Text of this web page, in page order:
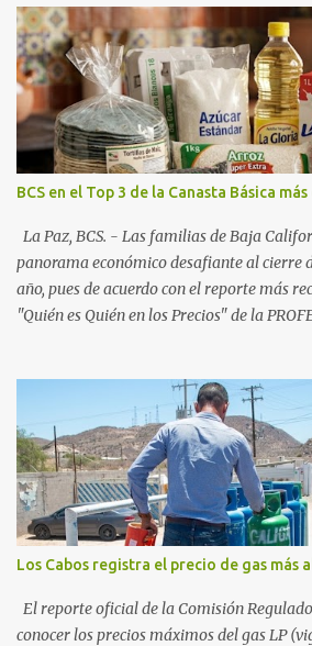
una derrama económica sin precedentes.
este periodo vacacional son optimistas,
que supera el 70% . Sin embargo, la
norte del estado. Comondú encabeza las
impresionante 89% de ocupación,
creciente en el turismo de naturaleza. Le
consolidados y emergentes: Los Cabos:
picos del 79% en Año Nuevo). La Paz: 66%.
54%. "Estamos viendo un fenómeno de
vienen por el lujo de Los Cabos, sino por la
BCS en el Top 3 de la Canasta Básica
La Paz, BCS. - Las familias de Baja
panorama económico desafiante al cierre
año, pues de acuerdo con el reporte más
"Quién es Quién en los Precios" de la
datos correspondientes al cierre de marzo
abril revelan que adquirir el paquete de
esenciales alcanzó un precio de 942.50
. Este monto fue detectado
Bodega Aurrera ubicado en el
superando la barrera de los 910 pesos
el gobierno federal en el Paquete Contra
(PACIC). Dentro del análisis por zonas
ubica en la región Centro-Norte , que
Aguascaliente...
Los Cabos registra el precio de gas más
El reporte oficial de la Comisión
conocer los precios máximos del gas LP